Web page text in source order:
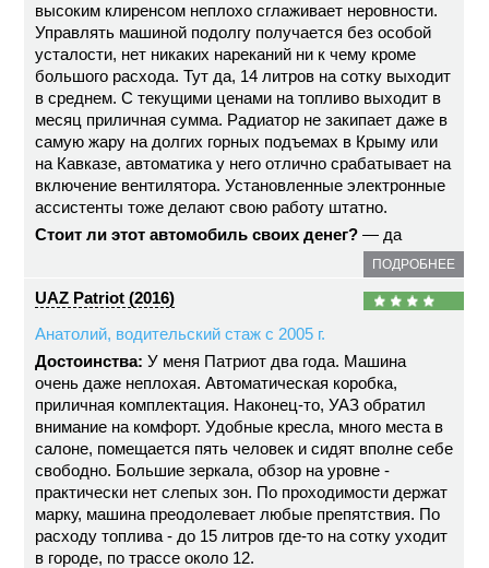
высоким клиренсом неплохо сглаживает неровности.
Управлять машиной подолгу получается без особой
усталости, нет никаких нареканий ни к чему кроме
большого расхода. Тут да, 14 литров на сотку выходит
в среднем. С текущими ценами на топливо выходит в
месяц приличная сумма. Радиатор не закипает даже в
самую жару на долгих горных подъемах в Крыму или
на Кавказе, автоматика у него отлично срабатывает на
включение вентилятора. Установленные электронные
ассистенты тоже делают свою работу штатно.
Стоит ли этот автомобиль своих денег? — да
ПОДРОБНЕЕ
UAZ Patriot (2016)
Анатолий, водительский стаж с 2005 г.
Достоинства: У меня Патриот два года. Машина
очень даже неплохая. Автоматическая коробка,
приличная комплектация. Наконец-то, УАЗ обратил
внимание на комфорт. Удобные кресла, много места в
салоне, помещается пять человек и сидят вполне себе
свободно. Большие зеркала, обзор на уровне -
практически нет слепых зон. По проходимости держат
марку, машина преодолевает любые препятствия. По
расходу топлива - до 15 литров где-то на сотку уходит
в городе, по трассе около 12.